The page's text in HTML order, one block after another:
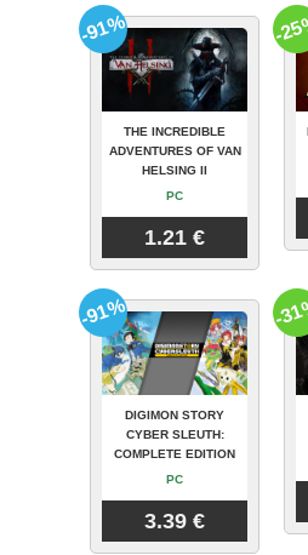
THE INCREDIBLE
ADVENTURES OF VAN
HELSING II
PC
1.21 €
-91% -
DIGIMON STORY
CYBER SLEUTH:
COMPLETE EDITION
PC
3.39 €
-91% -